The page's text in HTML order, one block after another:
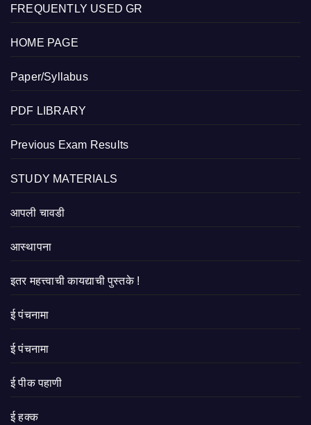
FREQUENTLY USED GR
HOME PAGE
Paper/Syllabus
PDF LIBRARY
Previous Exam Results
STUDY MATERIALS
आपली चावडी
आस्थापना
इतर महत्त्वाची कायद्याची पुस्तके !
ई पंचनामा
ई पंचनामा
ई पीक पहाणी
ई हक्क